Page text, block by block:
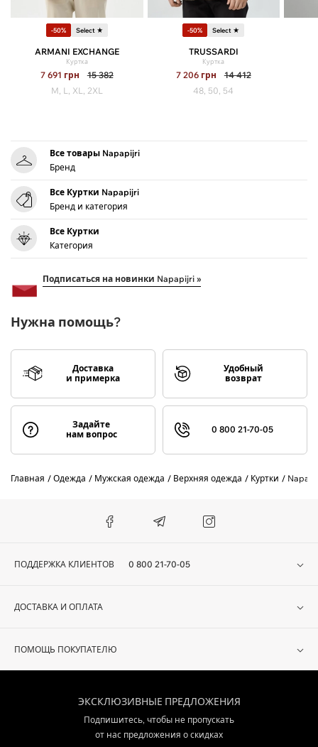
-50% Select ★
ARMANI EXCHANGE
Куртка
7 691 грн
15 382
M, L, XL, 2XL
-50% Select ★
TRUSSARDI
Куртка
7 206 грн
14 412
48, 50, 54
Все товары Napapijri
Бренд
Все Куртки Napapijri
Бренд и категория
Все Куртки
Категория
Подписаться на новинки Napapijri »
Нужна помощь?
Доставка
и примерка
Удобный
возврат
Задайте
нам вопрос
0 800 21-70-05
Главная Одежда Мужская одежда Верхняя одежда Куртки
ПОДДЕРЖКА КЛИЕНТОВ 0 800 21-70-05
ДОСТАВКА И ОПЛАТА
ПОМОЩЬ ПОКУПАТЕЛЮ
ЭКСКЛЮЗИВНЫЕ ПРЕДЛОЖЕНИЯ
Подпишитесь, чтобы не пропускать
от нас предложения о скидках